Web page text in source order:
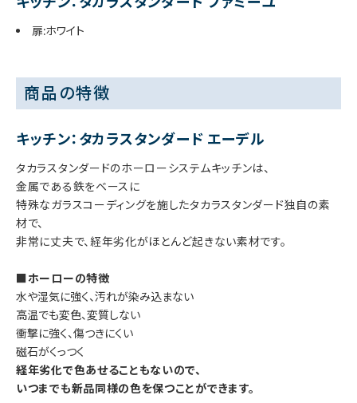
扉:ホワイト
商品の特徴
キッチン：タカラスタンダード エーデル
タカラスタンダードのホーローシステムキッチンは、
金属である鉄をベースに
特殊なガラスコーディングを施したタカラスタンダード独自の素
材で、
非常に丈夫で、経年劣化がほとんど起きない素材です。
■ホーローの特徴
水や湿気に強く、汚れが染み込まない
高温でも変色、変質しない
衝撃に強く、傷つきにくい
磁石がくっつく
経年劣化で色あせることもないので、
いつまでも新品同様の色を保つことができます。